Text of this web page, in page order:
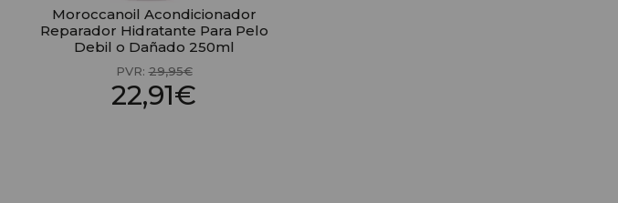
Moroccanoil Acondicionador
Reparador Hidratante Para Pelo
Debil o Dañado 250ml
PVR:29,95€
22,91€